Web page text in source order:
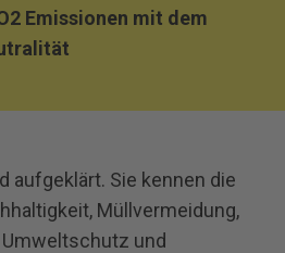
Emissionen mit dem
aufgeklärt. Sie kennen die
Müllvermeidung,
und